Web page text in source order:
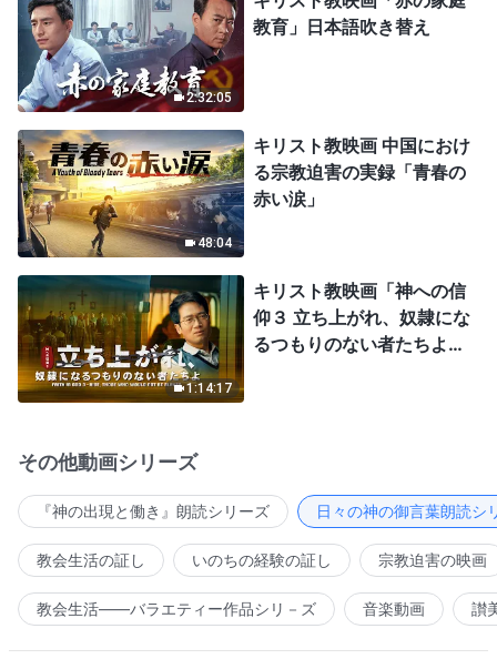
2:32:05
教育」日本語吹き替え
48:04
キリスト教映画 中国におけ
る宗教迫害の実録「青春の
赤い涙」
1:14:17
キリスト教映画「神への信
仰３ 立ち上がれ、奴隷にな
るつもりのない者たちよ」
その他動画シリーズ
『神の出現と働き』朗読シリーズ 日々の神の御言葉朗読シ
教会生活の証し いのちの経験の証し 宗教迫害の映画
教会生活――バラエティー作品シリ－ズ 音楽動画 讃